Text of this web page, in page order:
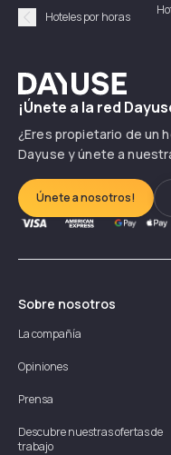
Précédent
Hoteles por horas
Dayuse
¡Únete a la red
¿Eres propietario de un
Dayuse y únete a
Únete a nosotros!
Sobre nosotros
La compañía
Opiniones
Prensa
Descubre nuestras ofertas de
trabajo